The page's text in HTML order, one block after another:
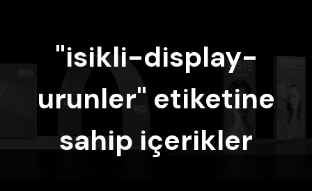
"isikli-display-
urunler" etiketine
sahip içerikler